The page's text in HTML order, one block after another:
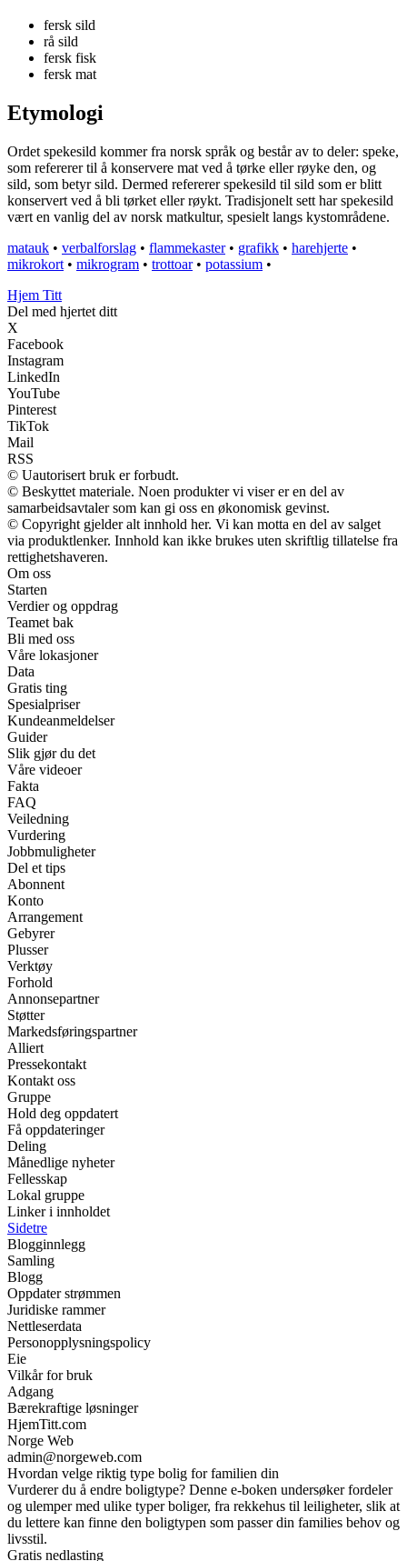
fersk sild
rå sild
fersk fisk
fersk mat
Etymologi
Ordet spekesild kommer fra norsk språk og består av to deler: speke,
som refererer til å konservere mat ved å tørke eller røyke den, og
sild, som betyr sild. Dermed refererer spekesild til sild som er blitt
konservert ved å bli tørket eller røykt. Tradisjonelt sett har spekesild
vært en vanlig del av norsk matkultur, spesielt langs kystområdene.
matauk • verbalforslag • flammekaster• grafikk • harehjerte •
mikrokort • mikrogram • trottoar• potassium •
Hjem Titt
Del med hjertet ditt
X
Facebook
Instagram
LinkedIn
YouTube
Pinterest
TikTok
Mail
RSS
© Uautorisert bruk er forbudt.
© Beskyttet materiale. Noen produkter vi viser er en del av
samarbeidsavtaler som kan gi oss en økonomisk gevinst.
© Copyright gjelder alt innhold her. Vi kan motta en del av salget
via produktlenker. Innhold kan ikke brukes uten skriftlig tillatelse fra
rettighetshaveren.
Om oss
Starten
Verdier og oppdrag
Teamet bak
Bli med oss
Våre lokasjoner
Data
Gratis ting
Spesialpriser
Kundeanmeldelser
Guider
Slik gjør du det
Våre videoer
Fakta
FAQ
Veiledning
Vurdering
Jobbmuligheter
Del et tips
Abonnent
Konto
Arrangement
Gebyrer
Plusser
Verktøy
Forhold
Annonsepartner
Støtter
Markedsføringspartner
Alliert
Pressekontakt
Kontakt oss
Gruppe
Hold deg oppdatert
Få oppdateringer
Deling
Månedlige nyheter
Fellesskap
Lokal gruppe
Linker i innholdet
Sidetre
Blogginnlegg
Samling
Blogg
Oppdater strømmen
Juridiske rammer
Nettleserdata
Personopplysningspolicy
Eie
Vilkår for bruk
Adgang
Bærekraftige løsninger
HjemTitt.com
Norge Web
admin@norgeweb.com
Hvordan velge riktig type bolig for familien din
Vurderer du å endre boligtype? Denne e-boken undersøker fordeler
og ulemper med ulike typer boliger, fra rekkehus til leiligheter, slik at
du lettere kan finne den boligtypen som passer din families behov og
livsstil.
Gratis nedlasting